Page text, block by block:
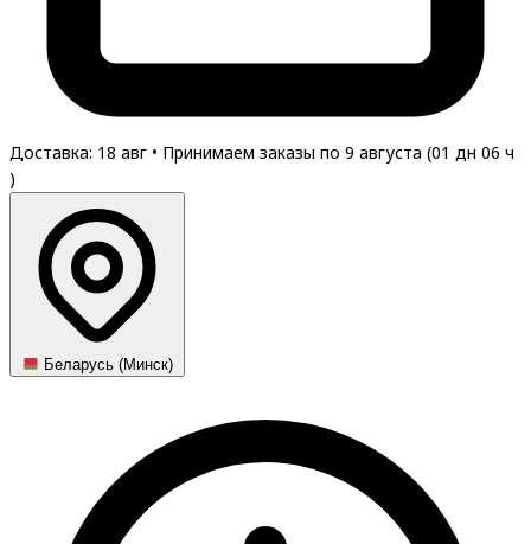
Доставка: 18 авг • Принимаем заказы по 9 августа (01 дн 06 ч
)
Беларусь (Минск)